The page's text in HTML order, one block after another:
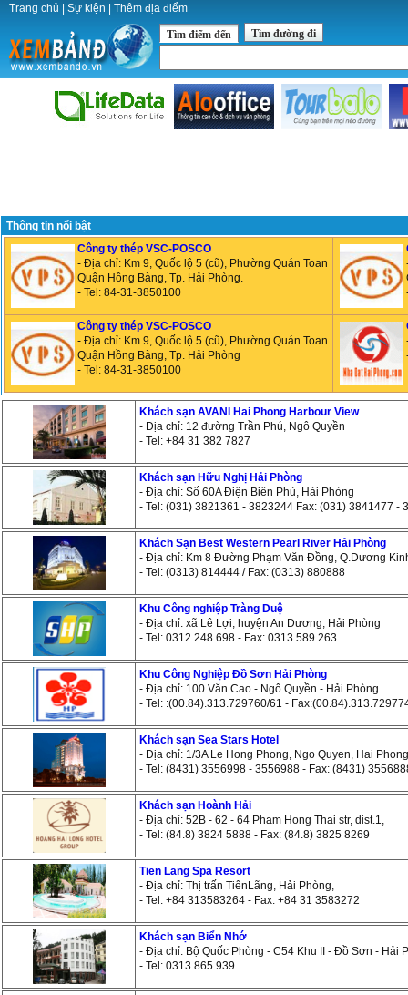
Trang chủ Sự kiện Thêm địa điểm
Tìm điểm đến Tìm đường đi
Thông tin nổi bật
Công ty thép VSC-POSCO
- Địa chỉ: Km 9, Quốc lộ 5 (cũ), Phường Quán Toan
Quận Hồng Bàng, Tp. Hải Phòng.
- Tel: 84-31-3850100
Công ty thép VSC-POSCO
- Địa chỉ: Km 9, Quốc lộ 5 (cũ), Phường Quán Toan
Quận Hồng Bàng, Tp. Hải Phòng
- Tel: 84-31-3850100
Khách sạn AVANI Hai Phong Harbour View
- Địa chỉ: 12 đường Trần Phú, Ngô Quyền
- Tel: +84 31 382 7827
Khách sạn Hữu Nghị Hải Phòng
- Địa chỉ: Số 60A Điện Biên Phủ, Hải Phòng
- Tel: (031) 3821361 - 3823244 Fax: (031) 3841477 -
Khách Sạn Best Western Pearl River Hải Phòng
- Địa chỉ: Km 8 Đường Phạm Văn Đồng, Q.Dương
- Tel: (0313) 814444 / Fax: (0313) 880888
Khu Công nghiệp Tràng Duệ
- Địa chỉ: xã Lê Lợi, huyện An Dương, Hải Phòng
- Tel: 0312 248 698 - Fax: 0313 589 263
Khu Công Nghiệp Đồ Sơn Hải Phòng
- Địa chỉ: 100 Văn Cao - Ngô Quyền - Hải Phòng
- Tel: :(00.84).313.729760/61 -
Khách sạn Sea Stars Hotel
- Địa chỉ: 1/3A Le Hong Phong, Ngo Quyen, Hai Phong
- Tel: (8431) 3556998 - 3556988 - Fax: (8431)
Khách sạn Hoành Hải
- Địa chỉ: 52B - 62 - 64 Pham Hong Thai str, dist.1,
- Tel: (84.8) 3824 5888 - Fax: (84.8) 3825 8269
Tien Lang Spa Resort
- Địa chỉ: Thị trấn TiênLãng, Hải Phòng,
- Tel: +84 313583264 - Fax: +84 31 3583272
Khách sạn Biển Nhớ
- Địa chỉ: Bộ Quốc Phòng - C54 Khu II - Đồ Sơn - Hải
- Tel: 0313.865.939